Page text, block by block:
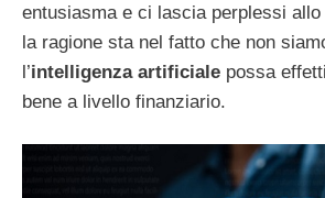
entusiasma e ci lascia perplessi
la ragione sta nel fatto che non
l’intelligenza artificiale possa
bene a livello finanziario.